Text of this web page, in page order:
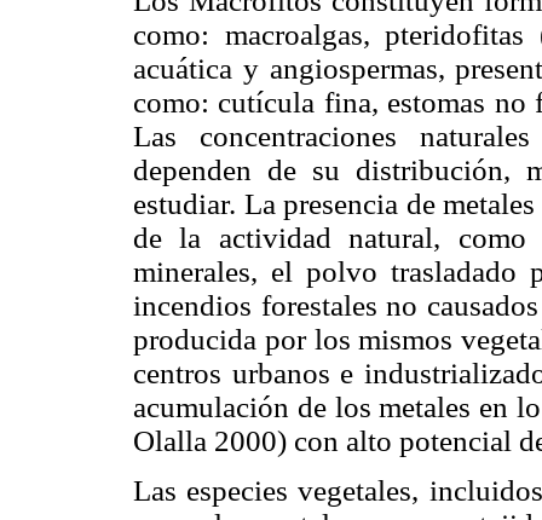
como: macroalgas,
acuática y angiospermas,
como: cutícula fina, estomas no
Las concentraciones
dependen de su distribución,
estudiar. La presencia de
de la actividad natural,
minerales, el polvo
incendios forestales no
producida por los mismos
centros urbanos e
acumulación de los metales en
Olalla 2000) con alto potencial
Las especies vegetales,